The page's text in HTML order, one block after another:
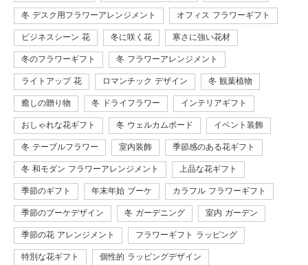
冬 デスク用フラワーアレンジメント オフィス フラワーギフト
ビジネスシーン 花 冬に咲く花 寒さに強い花材
冬のフラワーギフト 冬 フラワーアレンジメント
ライトアップ 花 ロマンチック デザイン 冬 観葉植物
癒しの贈り物 冬 ドライフラワー インテリアギフト
おしゃれな花ギフト 冬 ウェルカムボード イベント装飾
冬 テーブルフラワー 室内装飾 季節感のある花ギフト
冬 和モダン フラワーアレンジメント 上品な花ギフト
季節のギフト 年末年始 ブーケ カラフル フラワーギフト
季節のブーケデザイン 冬 ガーデニング 室内 ガーデン
季節の花 アレンジメント フラワーギフト ラッピング
特別な花ギフト 個性的 ラッピングデザイン